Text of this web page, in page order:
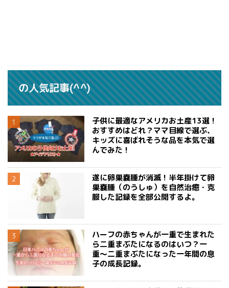
の人気記事(^^)
子供に最適なアメリカお土産13選！
おすすめはどれ？ママ目線で選ぶ、
キッズに喜ばれそうな品を本気で選
んでみた！
遂に卵巣嚢腫が消滅！半年掛けて卵
巣嚢腫（のうしゅ）を自然治癒・克
服した記録を全部公開するよ。
ハーフの赤ちゃんが一重で生まれた
ら二重まぶたになるのはいつ？一
重〜二重まぶたになった一年間の息
子の成長記録。